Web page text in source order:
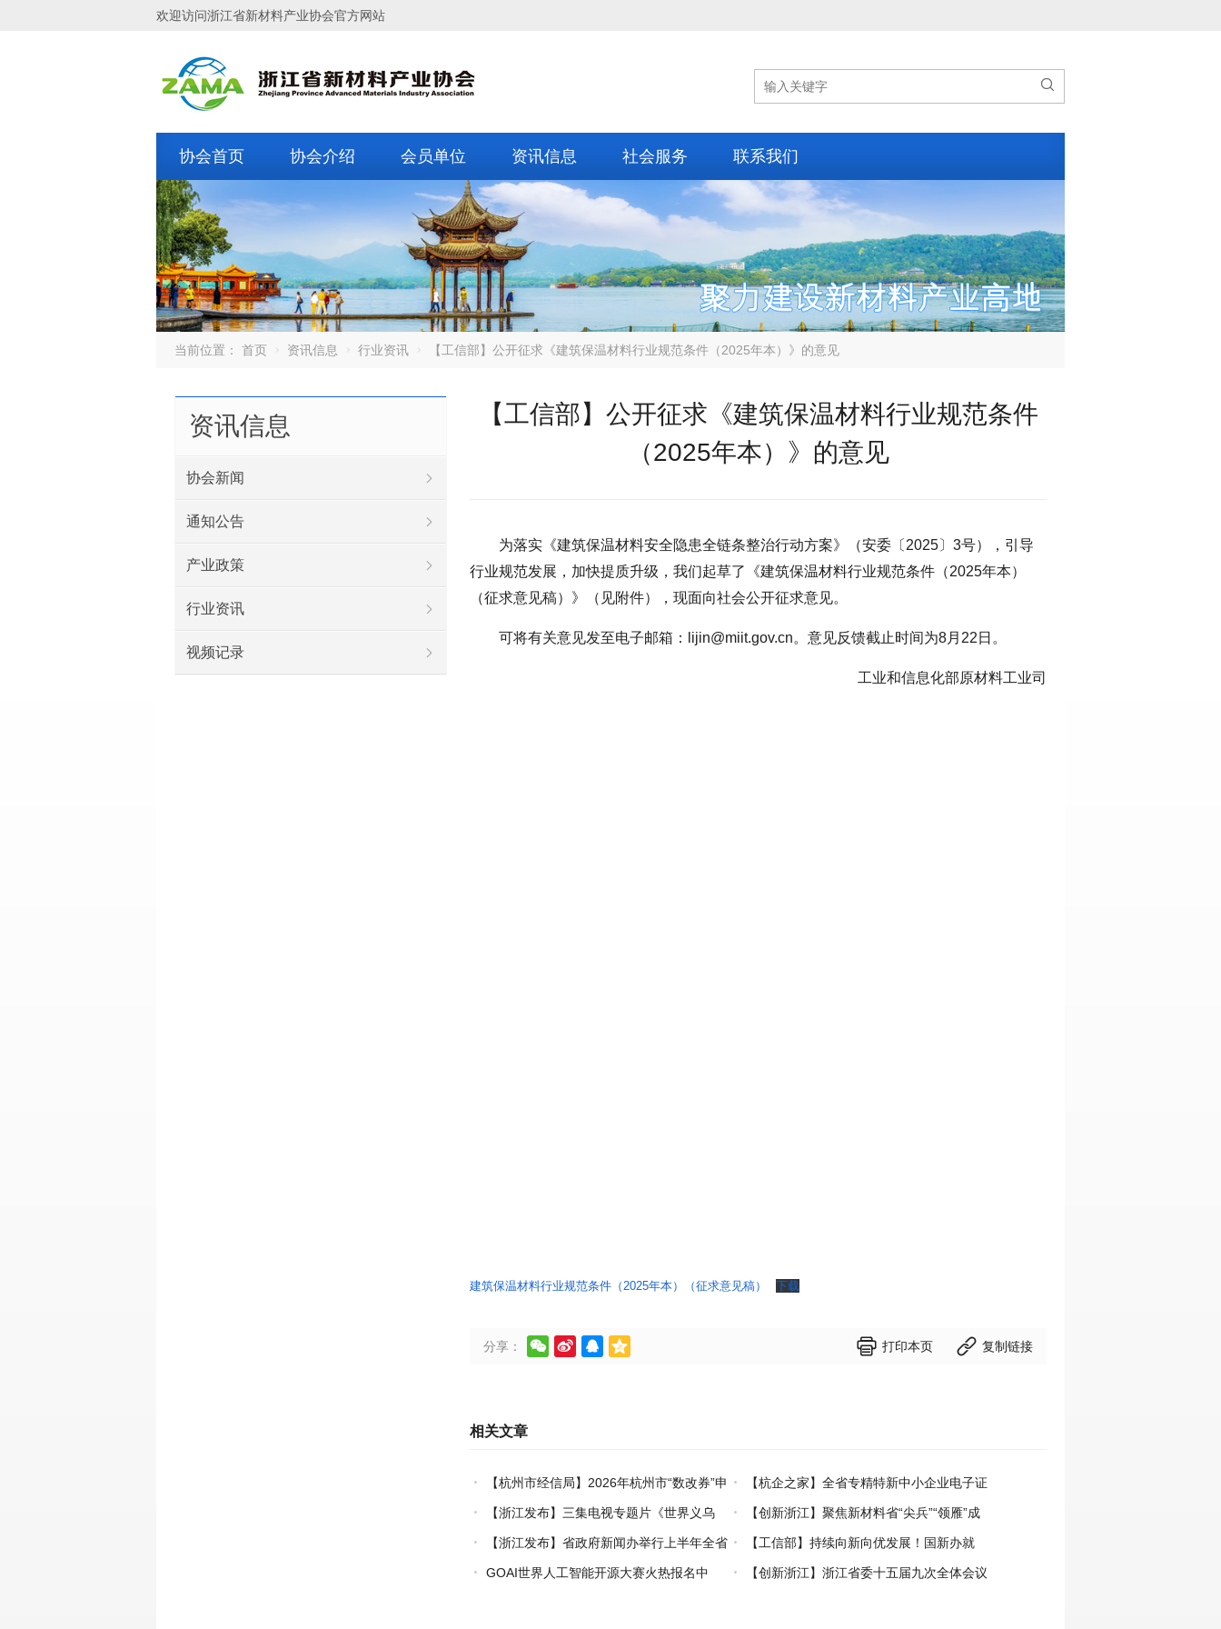
欢迎访问浙江省新材料产业协会官方网站

协会首页 协会介绍 会员单位 资讯信息 社会服务 联系我们
当前位置： 首页 资讯信息 行业资讯 【工信部】公开征求《建筑保温材料行业规范条件（2025年本）》的意见
【工信部】公开征求《建筑保温材料行业规范条件
（2025年本）》的意见
为落实《建筑保温材料安全隐患全链条整治行动方案》（安委〔2025〕3号），引导
行业规范发展，加快提质升级，我们起草了《建筑保温材料行业规范条件（2025年本）
（征求意见稿）》（见附件），现面向社会公开征求意见。
可将有关意见发至电子邮箱：lijin@miit.gov.cn。意见反馈截止时间为8月22日。
工业和信息化部原材料工业司
建筑保温材料行业规范条件（2025年本）（征求意见稿） 下载
分享：      打印本页  复制链接
相关文章
【杭州市经信局】2026年杭州市“数改券”申
领工作正式启动
【杭企之家】全省专精特新中小企业电子证
书申领通道正式开通
【浙江发布】三集电视专题片《世界义乌
——习近平关心引领义乌发展》热播上线
【创新浙江】聚焦新材料省“尖兵”“领雁”成
果：破茧化“丝” 细旦PPS纤维的国产突围战
【浙江发布】省政府新闻办举行上半年全省
经济运行情况新闻发布会
【工信部】持续向新向优发展！国新办就
2026年上半年工业和信息化发展情况举行新闻
GOAI世界人工智能开源大赛火热报名中
【创新浙江】浙江省委十五届九次全体会议
资讯信息
协会新闻
通知公告
产业政策
行业资讯
视频记录